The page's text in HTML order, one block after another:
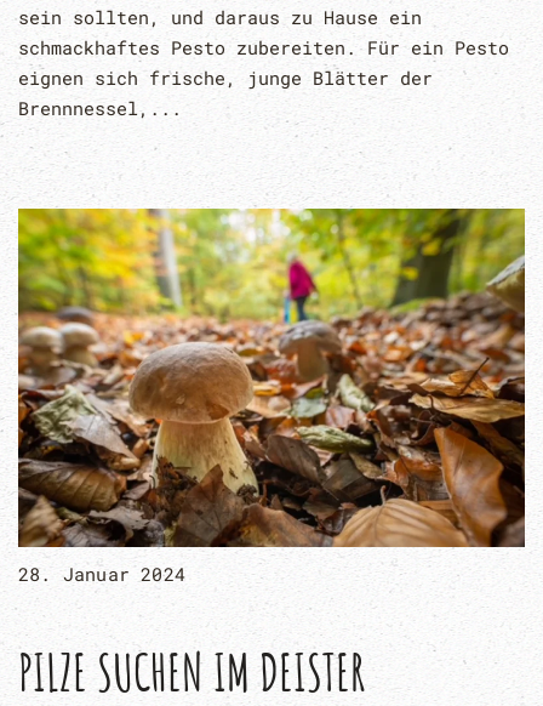
sein sollten, und daraus zu Hause ein
schmackhaftes Pesto zubereiten. Für ein Pesto
eignen sich frische, junge Blätter der
Brennnessel,...
28. Januar 2024
PILZE SUCHEN IM DEISTER